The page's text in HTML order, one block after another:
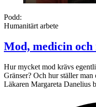
Podd:
Humanitärt arbete
Mod, medicin
Hur mycket mod krävs
Gränser? Och hur ställer
Läkaren Margareta Danelius